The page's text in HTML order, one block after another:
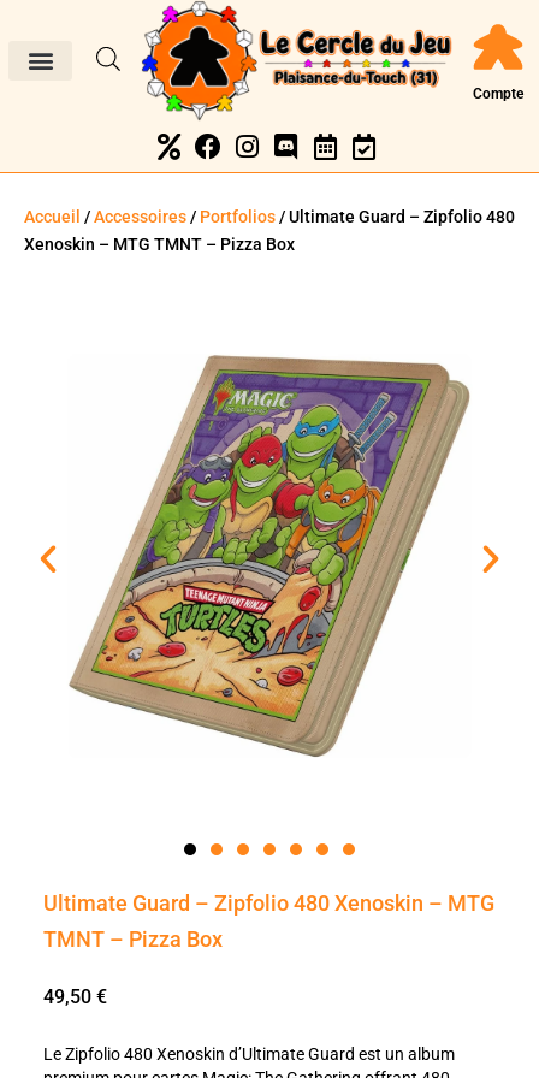
Compte
Accueil /Accessoires/ Portfolios/ Ultimate Guard – Zipfolio 480
Xenoskin – MTG TMNT – Pizza Box
Ultimate Guard – Zipfolio 480 Xenoskin – MTG
TMNT – Pizza Box
49,50 €
Le Zipfolio 480 Xenoskin d’Ultimate Guard est un album